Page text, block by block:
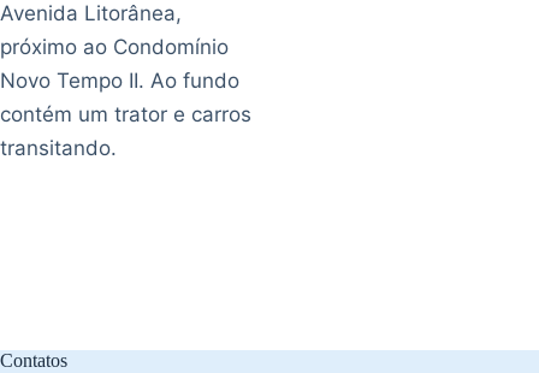
Avenida Litorânea,
próximo ao Condomínio
Novo Tempo II. Ao fundo
contém um trator e carros
transitando.
Contatos